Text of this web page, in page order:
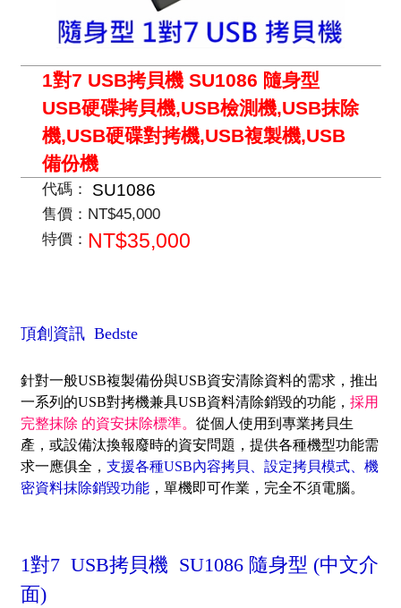
1對7 USB拷貝機 SU1086 隨身型
USB硬碟拷貝機,USB檢測機,USB抹除
機,USB硬碟對拷機,USB複製機,USB
備份機
代碼： SU1086
售價： NT$45,000
特價： NT$35,000
頂創資訊 Bedste
針對一般USB複製備份與USB資安清除資料的需求，推出
一系列的USB對拷機兼具USB資料清除銷毀的功能， 採用
完整抹除 的資安抹除標準。 從個人使用到專業拷貝生
產，或設備汰換報廢時的資安問題，提供各種機型功能需
求一應俱全， 支援各種USB內容拷貝、設定拷貝模式、機
密資料抹除銷毀功能，單機即可作業，完全不須電腦。
1對7 USB拷貝機 SU1086 隨身型 (中文介
面)